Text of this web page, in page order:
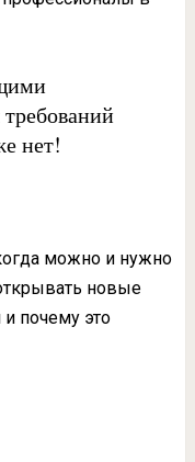
нет!
можно и нужно
новые
почему это